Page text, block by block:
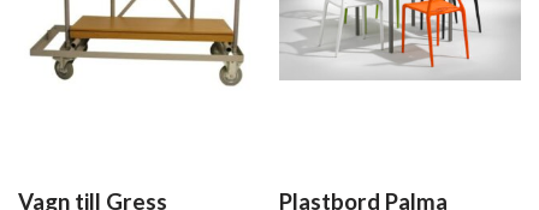
Vagn till Gress
Plastbord Palma